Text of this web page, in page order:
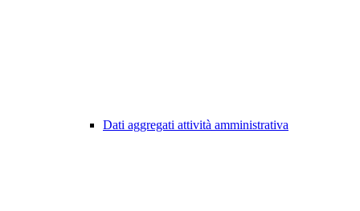
Dati aggregati attività amministrativa